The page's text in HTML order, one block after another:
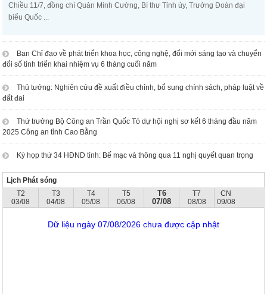
Chiều 11/7, đồng chí Quản Minh Cường, Bí thư Tỉnh ủy, Trưởng Đoàn đại
biểu Quốc ...
Ban Chỉ đạo về phát triển khoa học, công nghệ, đổi mới sáng tạo và chuyển
đổi số tỉnh triển khai nhiệm vụ 6 tháng cuối năm
Thủ tướng: Nghiên cứu đề xuất điều chỉnh, bổ sung chính sách, pháp luật về
đất đai
Thứ trưởng Bộ Công an Trần Quốc Tỏ dự hội nghị sơ kết 6 tháng đầu năm
2025 Công an tỉnh Cao Bằng
Kỳ họp thứ 34 HĐND tỉnh: Bế mạc và thông qua 11 nghị quyết quan trọng
Lịch Phát sóng
T2
03/08
T3
04/08
T4
05/08
T5
06/08
T6
07/08
T7
08/08
CN
09/08
Dữ liệu ngày 07/08/2026 chưa được cập nhật